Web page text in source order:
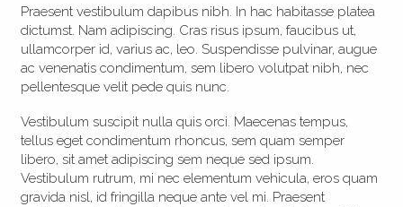
Praesent vestibulum dapibus nibh. In hac habitasse platea
dictumst. Nam adipiscing. Cras risus ipsum, faucibus ut,
ullamcorper id, varius ac, leo. Suspendisse pulvinar, augue
ac venenatis condimentum, sem libero volutpat nibh, nec
pellentesque velit pede quis nunc.
Vestibulum suscipit nulla quis orci. Maecenas tempus,
tellus eget condimentum rhoncus, sem quam semper
libero, sit amet adipiscing sem neque sed ipsum.
Vestibulum rutrum, mi nec elementum vehicula, eros quam
gravida nisl, id fringilla neque ante vel mi. Praesent